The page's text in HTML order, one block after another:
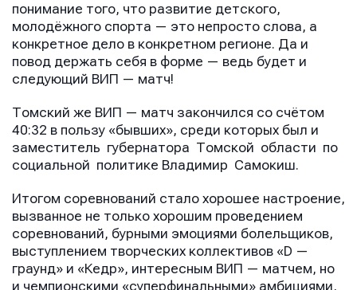
понимание того, что развитие детского,
молодёжного спорта — это непросто слова, а
конкретное дело в конкретном регионе. Да и
повод держать себя в форме — ведь будет и
следующий ВИП — матч!
Томский же ВИП — матч закончился со счётом
40:32 в пользу «бывших», среди которых был и
заместитель губернатора Томской области по
социальной политике Владимир Самокиш.
Итогом соревнований стало хорошее настроение,
вызванное не только хорошим проведением
соревнований, бурными эмоциями болельщиков,
выступлением творческих коллективов «D —
граунд» и «Кедр», интересным ВИП — матчем, но
и чемпионскими «суперфинальными» амбициями,
E-mail
Телефон
E-mail
Телефон
Имя
Телефон